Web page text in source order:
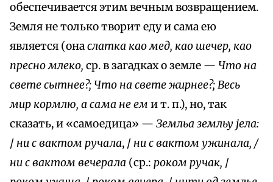
обеспечивается этим вечным возвращением.
Земля не только творит еду и сама ею
является (онаслатка као мед, као шечер, као
пресно млеко, ср. в загадках о земле — Что на
свете сытнее?; Что на свете жирнее?; Весь
мир кормлю, а сама не ем и т. п.), но, так
сказать, и «самоедица» — Земльа земльу јела:
/ ни с вактом ручала, / ни с вактом ужинала, /
ни с вактом вечерала (ср.: роком ручак, /